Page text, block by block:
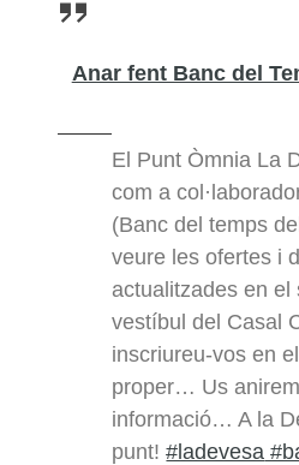
Anar fent Banc del
El Punt Òmnia La
com a
(Banc del temps
veure les ofertes i
actualitzades en el
vestíbul del Casal
inscriureu-vos en
proper… Us
informació… A la
punt!#ladevesa